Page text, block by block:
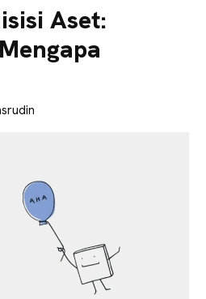
Aset: